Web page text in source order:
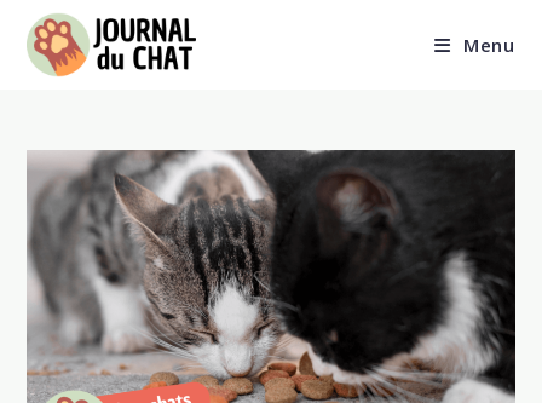
content
Menu